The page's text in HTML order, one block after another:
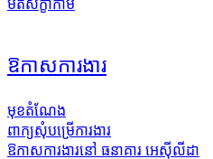
មតិសិក្ខាកាម
ឱកាសការងារ
មុខតំណែង
ពាក្យសុំបម្រើការងារ
ឱកាសការងារនៅ ធនាគារ អេស៊ីលីដា